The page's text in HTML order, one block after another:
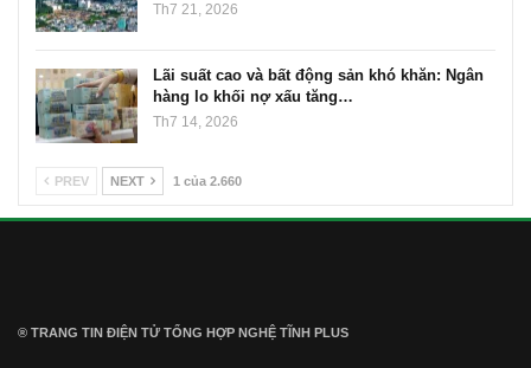
Th7 21, 2026
Lãi suất cao và bất động sản khó khăn: Ngân
hàng lo khối nợ xấu tăng…
Th7 14, 2026
PREV NEXT 1 của 2.660
® TRANG TIN ĐIỆN TỬ ТỔNG HỢP NGHỆ TĨNH PLUS